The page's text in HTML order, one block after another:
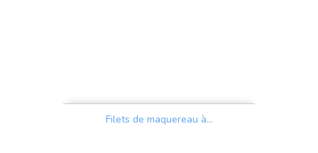
Filets de maquereau à...